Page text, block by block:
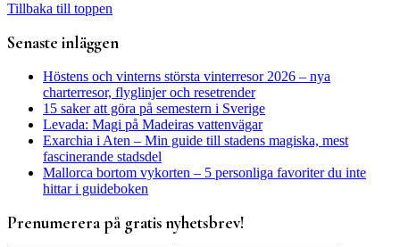
Tillbaka till toppen
Senaste inläggen
Höstens och vinterns största vinterresor 2026 – nya
charterresor, flyglinjer och resetrender
15 saker att göra på semestern i Sverige
Levada: Magi på Madeiras vattenvägar
Exarchia i Aten – Min guide till stadens magiska, mest
fascinerande stadsdel
Mallorca bortom vykorten – 5 personliga favoriter du inte
hittar i guideboken
Prenumerera på gratis nyhetsbrev!